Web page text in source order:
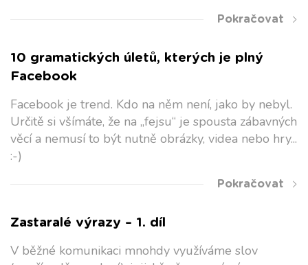
Pokračovat
10 gramatických úletů, kterých je plný
Facebook
Facebook je trend. Kdo na něm není, jako by nebyl.
Určitě si všímáte, že na „fejsu“ je spousta zábavných
věcí a nemusí to být nutně obrázky, videa nebo hry...
:-)
Pokračovat
Zastaralé výrazy – 1. díl
V běžné komunikaci mnohdy využíváme slov